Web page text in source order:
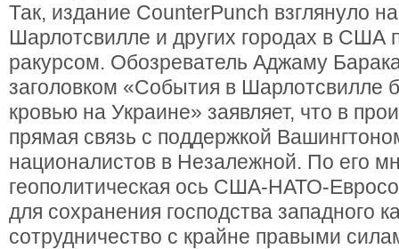
Так, издание CounterPunch взглянуло
Шарлотсвилле и других городах в США
ракурсом. Обозреватель Аджаму
заголовком «События в Шарлотсвилле
кровью на Украине» заявляет, что в
прямая связь с поддержкой
националистов в Незалежной. По его
геополитическая ось США-НАТО-
для сохранения господства западного
сотрудничество с крайне правыми